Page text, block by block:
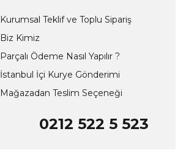
Kurumsal Teklif ve Toplu Sipariş
Biz Kimiz
Parçalı Ödeme Nasıl Yapılır ?
İstanbul İçi Kurye Gönderimi
Mağazadan Teslim Seçeneği
0212 522 5 523